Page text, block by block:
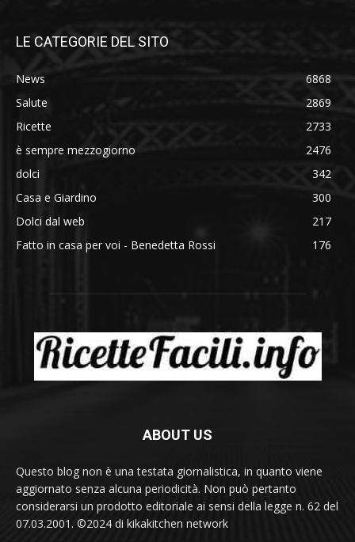
LE CATEGORIE DEL SITO
News
6868
Salute
2869
Ricette
2733
è sempre mezzogiorno
2476
dolci
342
Casa e Giardino
300
Dolci dal web
217
Fatto in casa per voi - Benedetta Rossi
176
ABOUT US
Questo blog non è una testata giornalistica, in quanto viene
aggiornato senza alcuna periodicità. Non può pertanto
considerarsi un prodotto editoriale ai sensi della legge n. 62 del
07.03.2001. ©2024 di kikakitchen network